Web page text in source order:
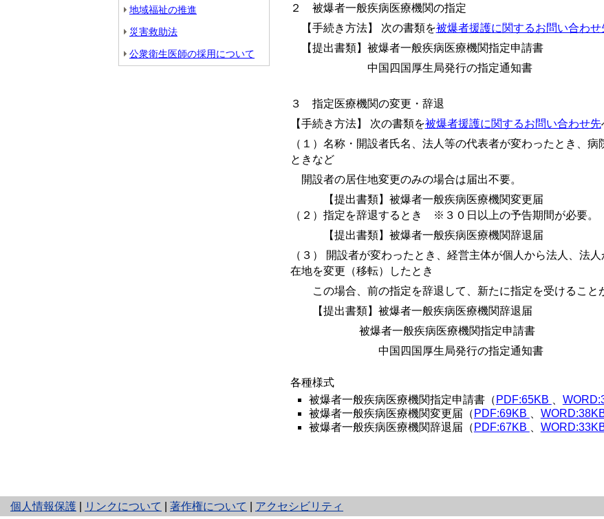
地域福祉の推進
災害救助法
公衆衛生医師の採用について
２ 被爆者一般疾病医療機関の指定
【手続き方法】 次の書類を被爆者援護に関するお問い合わせ
【提出書類】被爆者一般疾病医療機関指定申請書
中国四国厚生局発行の指定通知書
３ 指定医療機関の変更・辞退
【手続き方法】 次の書類を被爆者援護に関するお問い合わせ先
（１）名称・開設者氏名、法人等の代表者が変わったとき、
ときなど
開設者の居住地変更のみの場合は届出不要。
【提出書類】被爆者一般疾病医療機関変更届
（２）指定を辞退するとき ※３０日以上の予告期間が必要。
【提出書類】被爆者一般疾病医療機関辞退届
（３） 開設者が変わったとき、経営主体が個人から法人、法
在地を変更（移転）したとき
この場合、前の指定を辞退して、新たに指定を受けること
【提出書類】被爆者一般疾病医療機関辞退届
被爆者一般疾病医療機関指定申請書
中国四国厚生局発行の指定通知書
各種様式
被爆者一般疾病医療機関指定申請書（ PDF:65KB
被爆者一般疾病医療機関変更届（ PDF:69KB
被爆者一般疾病医療機関辞退届（ PDF:67KB
個人情報保護
と
リンクについて 著作権について アクセシビリティ